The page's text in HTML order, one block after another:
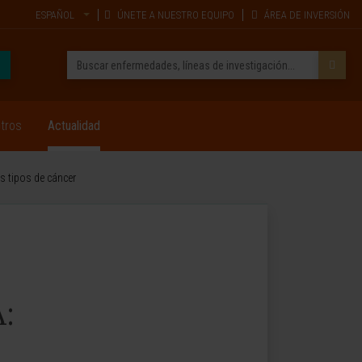
ESPAÑOL ÚNETE A NUESTRO EQUIPO ÁREA DE INVERSIÓN
Actualidad
tipos de cáncer